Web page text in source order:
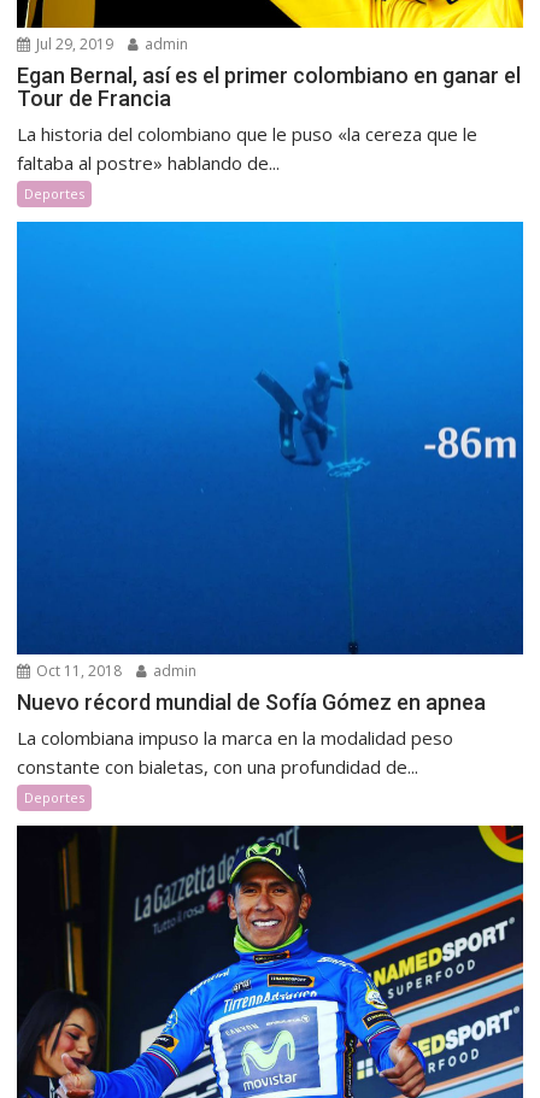
Jul 29, 2019 admin
Egan Bernal, así es el primer colombiano en ganar el
Tour de Francia
La historia del colombiano que le puso «la cereza que le
faltaba al postre» hablando de...
Deportes
Oct 11, 2018 admin
Nuevo récord mundial de Sofía Gómez en apnea
La colombiana impuso la marca en la modalidad peso
constante con bialetas, con una profundidad de...
Deportes